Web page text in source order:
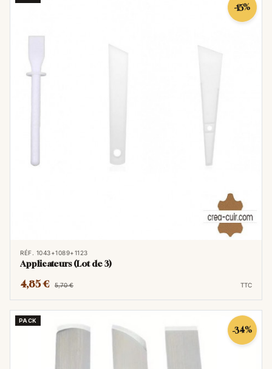
-15%
RÉF. 1043+1089+1123
Applicateurs (Lot de 3)
4,85 € 5,70 € TTC
PACK
-34%